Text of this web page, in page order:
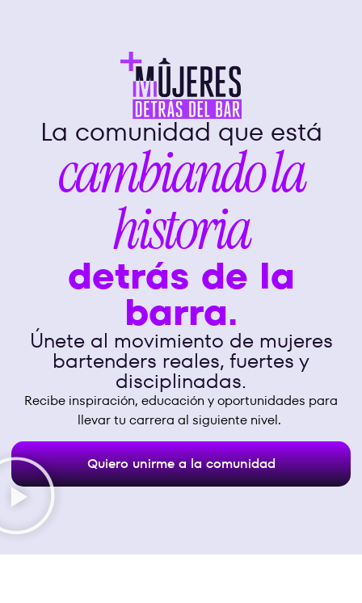
La comunidad que está
cambiando la
historia
detrás de la
barra.
Únete al movimiento de mujeres
bartenders reales, fuertes y
disciplinadas.
Recibe inspiración, educación y oportunidades para
llevar tu carrera al siguiente nivel.
Quiero unirme a la comunidad